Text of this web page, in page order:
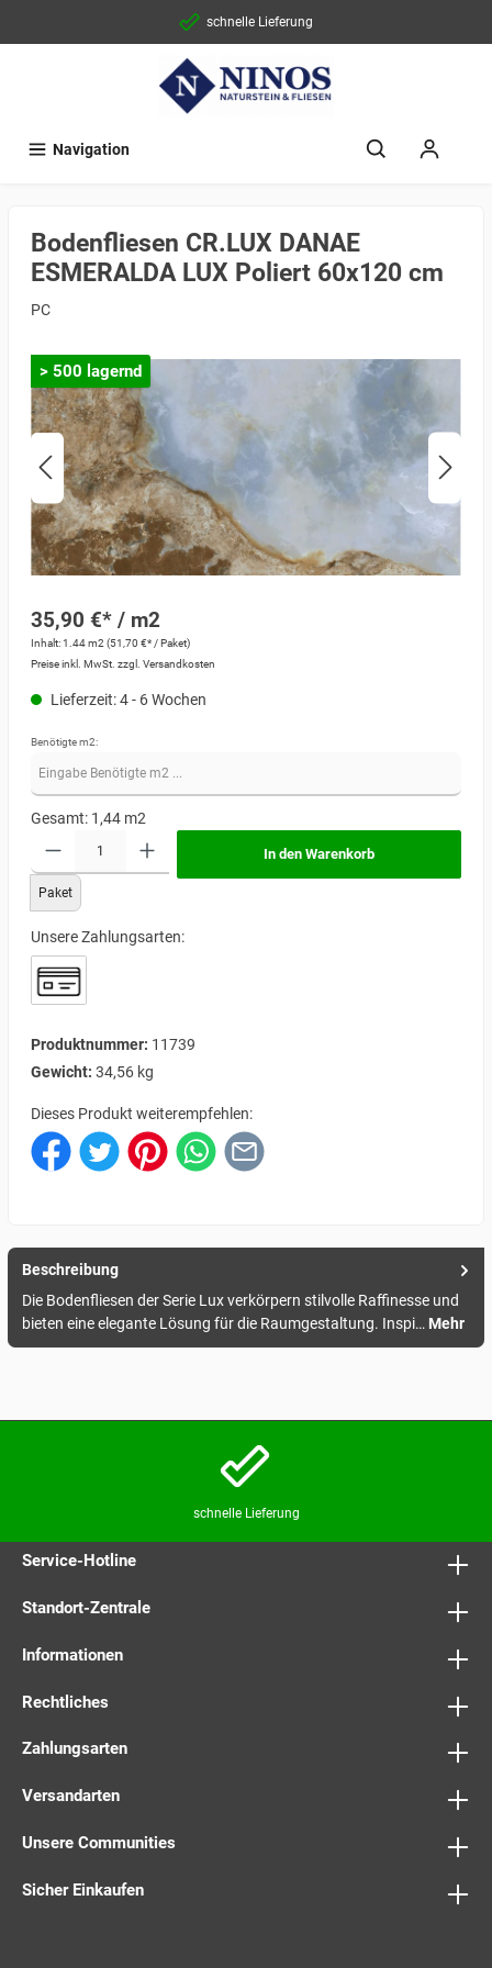
schnelle Lieferung
Navigation
Bodenfliesen CR.LUX DANAE
ESMERALDA LUX Poliert 60x120 cm
PC
> 500 lagernd
35,90 €* / m2
Inhalt:1.44 m2 (51,70 €* / Paket)
Preise inkl. MwSt. zzgl. Versandkosten
Lieferzeit: 4 - 6 Wochen
Benötigte m2:
Gesamt: 1,44 m2
Paket
In den Warenkorb
Unsere Zahlungsarten:
Produktnummer: 11739
Gewicht: 34,56 kg
Dieses Produkt weiterempfehlen:
Beschreibung
Die Bodenfliesen der Serie Lux verkörpern stilvolle Raffinesse und
bieten eine elegante Lösung für die Raumgestaltung. Inspi… Mehr
schnelle Lieferung
Service-Hotline
Standort-Zentrale
Informationen
Rechtliches
Zahlungsarten
Versandarten
Unsere Communities
Sicher Einkaufen